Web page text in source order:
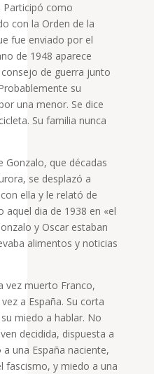
Participó como
con la Orden de la
fue enviado por el
de 1948 aparece
de guerra junto
su
una menor. Se dice
Su familia nunca
Gonzalo, que décadas
se desplazó a
ella y le relató de
dia de 1938 en «el
y Oscar estaban
alimentos y noticias
vez muerto Franco,
a España. Su corta
miedo a hablar. No
decidida, dispuesta a
una España naciente,
fascismo, y miedo a una